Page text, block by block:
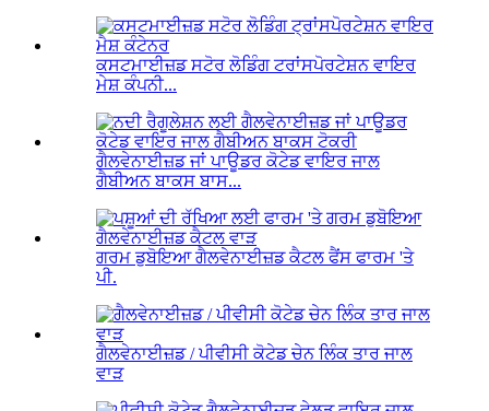
ਕਸਟਮਾਈਜ਼ਡ ਸਟੋਰ ਲੋਡਿੰਗ ਟਰਾਂਸਪੋਰਟੇਸ਼ਨ ਵਾਇਰ
ਮੇਸ਼ ਕੰਪਨੀ...
ਗੈਲਵੇਨਾਈਜ਼ਡ ਜਾਂ ਪਾਊਡਰ ਕੋਟੇਡ ਵਾਇਰ ਜਾਲ
ਗੈਬੀਅਨ ਬਾਕਸ ਬਾਸ...
ਗਰਮ ਡੁਬੋਇਆ ਗੈਲਵੇਨਾਈਜ਼ਡ ਕੈਟਲ ਫੈਂਸ ਫਾਰਮ 'ਤੇ
ਪੀ.
ਗੈਲਵੇਨਾਈਜ਼ਡ / ਪੀਵੀਸੀ ਕੋਟੇਡ ਚੇਨ ਲਿੰਕ ਤਾਰ ਜਾਲ
ਵਾੜ